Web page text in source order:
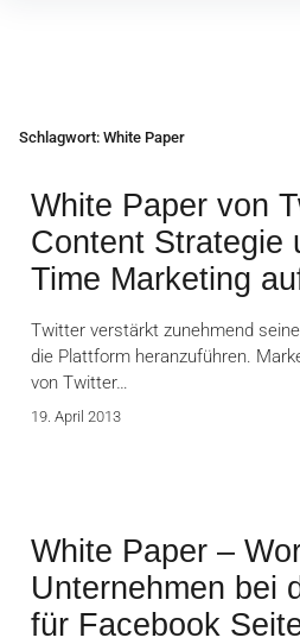
Schlagwort: White Paper
White Paper von
Content Strategie
Time Marketing
Twitter verstärkt zunehmend
die Plattform heranzuführen.
von Twitter…
19. April 2013
White Paper –
Unternehmen bei
für Facebook